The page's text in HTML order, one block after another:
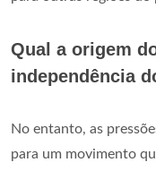
Qual a origem
independência
No entanto, as
para um movimento